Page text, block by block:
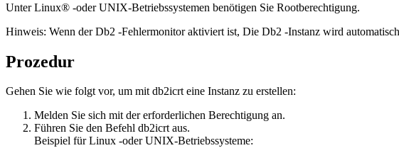
Unter Linux® -oder UNIX-Betriebssystemen benötigen Sie Rootberechtigung.
Hinweis: Wenn derDb2 -Fehlermonitor aktiviert ist, Die Db2 -Instanz wird
Prozedur
Gehen Sie wie folgt vor, um mitdb2icrteine Instanz zu erstellen:
Melden Sie sich mit der erforderlichen Berechtigung an.
Führen Sie den Befehl db2icrtaus.
Beispiel für Linux -oder UNIX-Betriebssysteme: